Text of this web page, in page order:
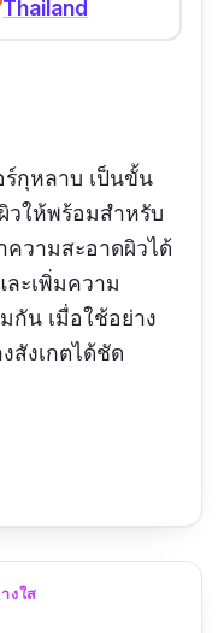
Thailand
ร์กุหลาบ เป็นขั้น
วให้พร้อมสำหรับ
ความสะอาดผิวได้
ะเพิ่มความ
กัน เมื่อใช้อย่าง
สังเกตได้ชัด
vitamin แค่ 2 ตัว
งใส